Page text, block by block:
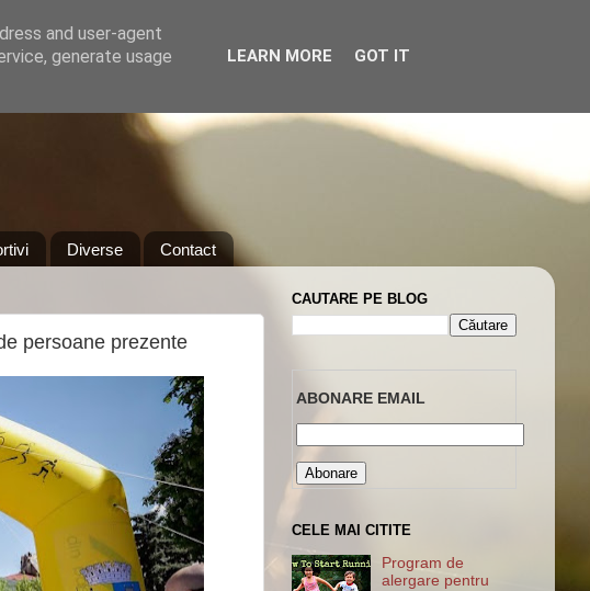
Diverse Contact
persoane prezente
CAUTARE PE BLOG
ABONARE EMAIL
CELE MAI CITITE
Program de
alergare pentru
and user-agent
generate usage
LEARN MORE GOT IT